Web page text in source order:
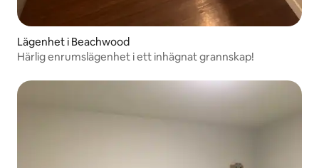
Lägenhet i Beachwood
Härlig enrumslägenhet i ett inhägnat grannskap!